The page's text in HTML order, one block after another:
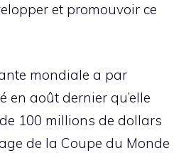
et promouvoir ce
mondiale a par
en août dernier qu’elle
100 millions de dollars
de la Coupe du Monde